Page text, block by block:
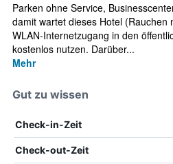
Parken ohne Service,
damit wartet dieses Hotel (Rauchen
WLAN-Internetzugang in den
kostenlos nutzen. Darüber...
Mehr
Gut zu wissen
Check-in-Zeit
Check-out-Zeit